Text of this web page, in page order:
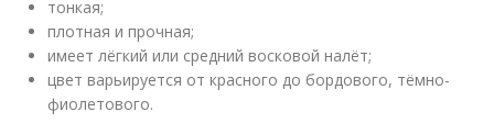
тонкая;
плотная и прочная;
имеет лёгкий или средний восковой налёт;
цвет варьируется от красного до бордового, тёмно-
фиолетового.